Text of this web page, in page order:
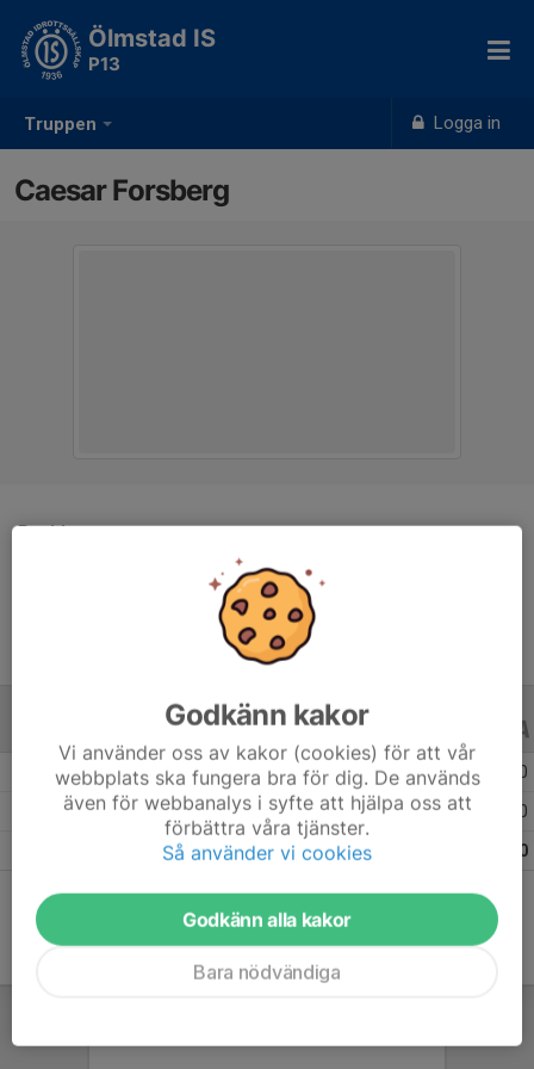
Truppen Logga in
Ölmstad IS
P13
Caesar Forsberg
Position
-
13 år
ALLA ÅR
Säsongen 25/26 7 0 0
Säsongen 24/25 7 0
0
Godkänn kakor
Vi använder oss av kakor (cookies) för att vår
webbplats ska fungera bra för dig. De används
även för webbanalys i syfte att hjälpa oss att
förbättra våra tjänster.
Så använder vi cookies
Godkänn alla kakor
Bara nödvändiga